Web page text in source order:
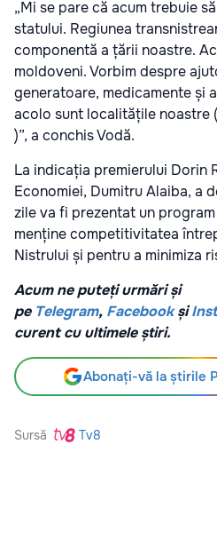
„Mi se pare că acum trebuie
statului. Regiunea
componentă a țării noastre.
moldoveni. Vorbim despre
generatoare, medicamente și
acolo sunt localitățile
)”, a conchis Vodă.
La indicația premierului Dorin
Economiei, Dumitru Alaiba, a
zile va fi prezentat un
menține competitivitatea
Nistrului și pentru a minimiza
Acum ne puteți urmări și
pe Telegram, Facebook și
curent cu ultimele știri.
Abonați-vă la știrile
Sursă Tv8